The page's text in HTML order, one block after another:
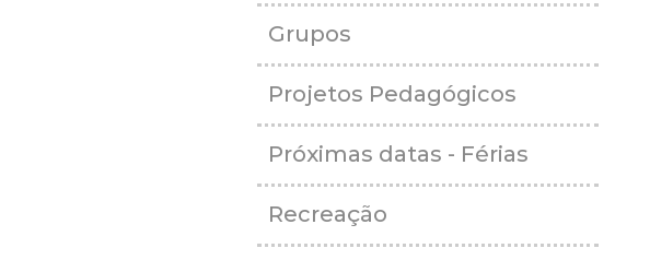
Grupos
Projetos Pedagógicos
Próximas datas - Férias
Recreação